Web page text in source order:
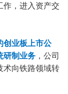
作，进入资产交
创业板上市公
研制业务 ，公司
术向铁路领域转